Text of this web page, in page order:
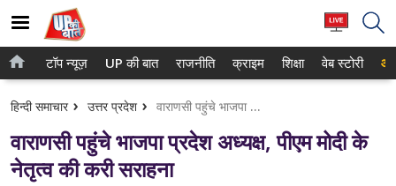
होम
टॉप न्यूज़
UP की बात
टॉप न्यूज़ UP की बात राजनीति क्राइम शिक्षा वेब स्टोरी
हिन्दी समाचार उत्तर प्रदेश वाराणसी पहुंचे भाजपा प्रदेश अध्यक्ष, पीएम मोदी के नेतृत्व की करी सराहना
वाराणसी पहुंचे भाजपा प्रदेश अध्यक्ष, पीएम मोदी के
नेतृत्व की करी सराहना
गाजियाबाद
लखनऊ